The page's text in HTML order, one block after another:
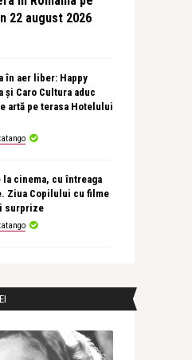
22 august 2026
în aer liber: Happy
și Caro Cultura aduc
artă pe terasa Hotelului
la cinema, cu întreaga
Ziua Copilului cu filme
surprize